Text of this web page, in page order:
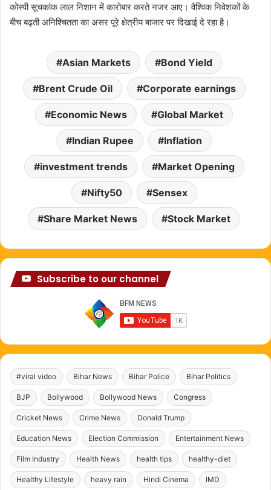
कोस्पी सूचकांक लाल निशान में कारोबार करते नजर आए। वैश्विक निवेशकों के
बीच बढ़ती अनिश्चितता का असर पूरे क्षेत्रीय बाजार पर दिखाई दे रहा है।
Asian Markets Bond Yield
Brent Crude Oil Corporate earnings
Economic News Global Market
Indian Rupee Inflation
investment trends Market Opening
Nifty50 Sensex
Share Market News Stock Market
Subscribe to our channel
#viral video Bihar News Bihar Police Bihar Politics
BJP Bollywood Bollywood News Congress
Cricket News Crime News Donald Trump
Education News Election Commission Entertainment News
Film Industry Health News health tips healthy-diet
Healthy Lifestyle heavy rain Hindi Cinema IMD